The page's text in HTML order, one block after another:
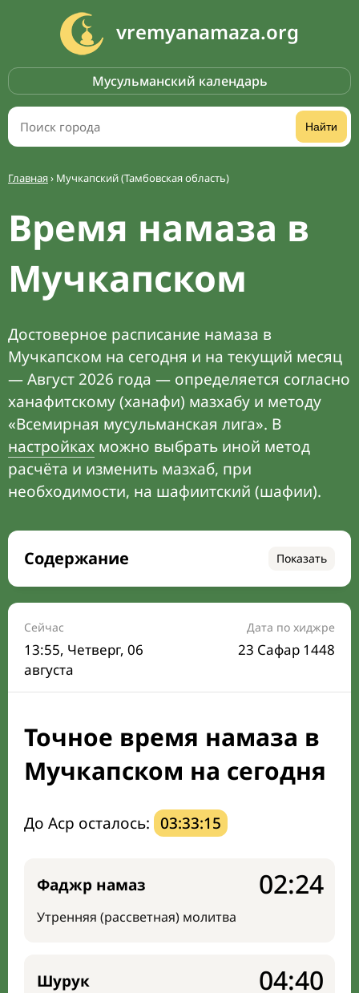
vremyanamaza.org
Мусульманский календарь
Найти
Главная› Мучкапский (Тамбовская область)
Время намаза в
Мучкапском
Достоверное расписание намаза в
Мучкапском на сегодня и на текущий месяц
— Август 2026 года — определяется согласно
ханафитскому (ханафи) мазхабу и методу
«Всемирная мусульманская лига». В
настройках можно выбрать иной метод
расчёта и изменить мазхаб, при
необходимости, на шафиитский (шафии).
Содержание Показать
Время намаза на сегодня
Расписание на месяц
Время Сухура и Ифтара на сегодня
Календарь рамадана
Направление киблы
Сейчас
13:55, Четверг, 06
августа
Дата по хиджре
23 Сафар 1448
Точное время намаза в
Мучкапском на сегодня
До Аср осталось: 03:33:14
Фаджр намаз
Утренняя (рассветная) молитва
02:24
Шурук 04:40